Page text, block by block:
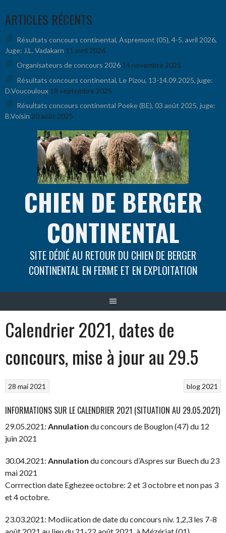
auARTICLES RÉCENTS
Résultats concours continental, Aspremont (05), 4-5. avril 2026,
Juge: J.L. Vadakarn 11 avril 2026
Organisateurs de concours 2026 14 novembre 2025
Résultats concours continental, Le Pizou, 13-14.09.2025, juge:
D.Voucouloux 18 septembre 2025
Résultats concours continental Poeke (BE), 03 août 2025, juge:
B.Voisin 20 août 2025
CHIEN DE BERGER
CONTINENTAL
SITE DÉDIÉ AU RETOUR DU CHIEN DE BERGER
CONTINENTAL EN FERME ET EN EXPLOITATION
Calendrier 2021, dates de
concours, mise à jour au 29.5
blog 2021
28 mai 2021
INFORMATIONS SUR LE CALENDRIER 2021 (SITUATION AU 29.05.2021)
29.05.2021: Annulation du concours de Bouglon (47) du 12
juin 2021
30.04.2021: Annulation du concours d’Aspres sur Buech du 23
mai 2021
Corrrection date Eghezee octobre: 2 et 3 octobre et non pas 3
et 4 octobre.
23.03.2021: Modiication de date du concours niv. 1,2,3 les 7-8